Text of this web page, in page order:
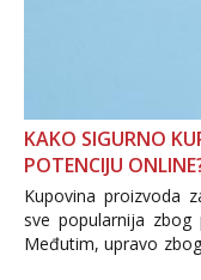
KAKO SIGURNO
POTENCIJU
Kupovina proizvoda
sve popularnija zbog
Međutim, upravo
i brojni